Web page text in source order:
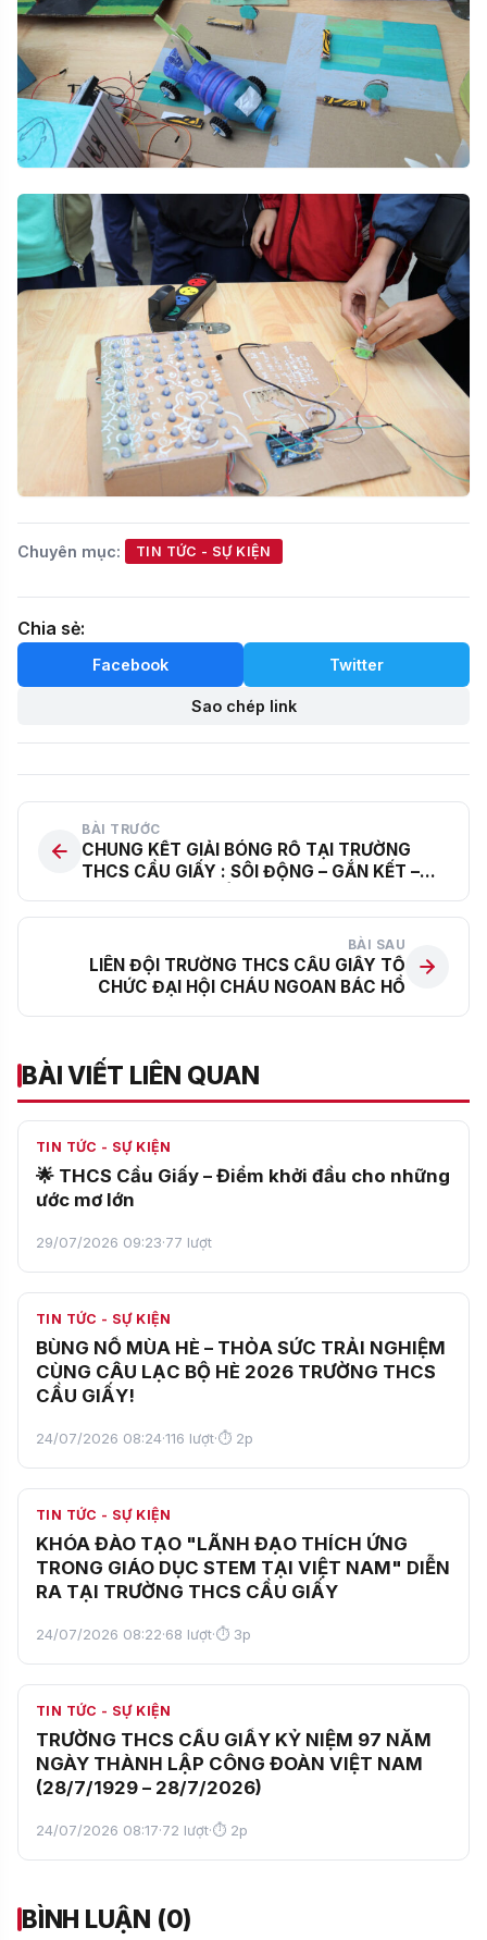
Chuyên mục: TIN TỨC - SỰ KIỆN
Chia sẻ:
Facebook Twitter
Sao chép link
BÀI TRƯỚC
CHUNG KẾT GIẢI BÓNG RỔ TẠI TRƯỜNG
THCS CẦU GIẤY : SÔI ĐỘNG – GẮN KẾT –
BÀI SAU
LIÊN ĐỘI TRƯỜNG THCS CẦU GIẤY TỔ
CHỨC ĐẠI HỘI CHÁU NGOAN BÁC HỒ
BÀI VIẾT LIÊN QUAN
TIN TỨC - SỰ KIỆN
🌟 THCS Cầu Giấy – Điểm khởi đầu cho những
ước mơ lớn
29/07/2026 09:23·77 lượt
NỔI BẬT
TIN TỨC - SỰ KIỆN
BÙNG NỔ MÙA HÈ – THỎA SỨC TRẢI NGHIỆM
CÙNG CÂU LẠC BỘ HÈ 2026 TRƯỜNG THCS
CẦU GIẤY!
24/07/2026 08:24·116 lượt·⏱ 2p
TIN TỨC - SỰ KIỆN
KHÓA ĐÀO TẠO "LÃNH ĐẠO THÍCH ỨNG
TRONG GIÁO DỤC STEM TẠI VIỆT NAM" DIỄN
RA TẠI TRƯỜNG THCS CẦU GIẤY
24/07/2026 08:22·68 lượt·⏱ 3p
TIN TỨC - SỰ KIỆN
TRƯỜNG THCS CẦU GIẤY KỶ NIỆM 97 NĂM
NGÀY THÀNH LẬP CÔNG ĐOÀN VIỆT NAM
(28/7/1929 – 28/7/2026)
24/07/2026 08:17·72 lượt·⏱ 2p
BÌNH LUẬN (0)